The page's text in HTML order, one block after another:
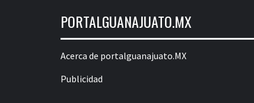
PORTALGUANAJUATO.MX
Acerca de portalguanajuato.MX
Publicidad